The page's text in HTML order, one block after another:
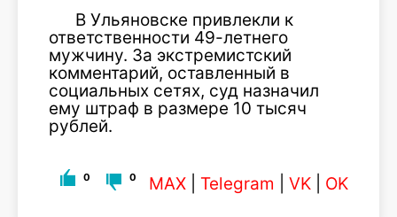
В Ульяновске привлекли к
ответственности 49-летнего
мужчину. За экстремистский
комментарий, оставленный в
социальных сетях, суд назначил
ему штраф в размере 10 тысяч
рублей.
0 0 MAX Telegram VK OK